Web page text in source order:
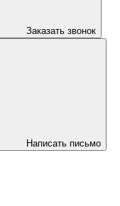
Заказать звонок
Написать письмо